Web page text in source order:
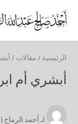
الرئيسية / مقالات /
أبشري أم
لـ أحمد الرماح